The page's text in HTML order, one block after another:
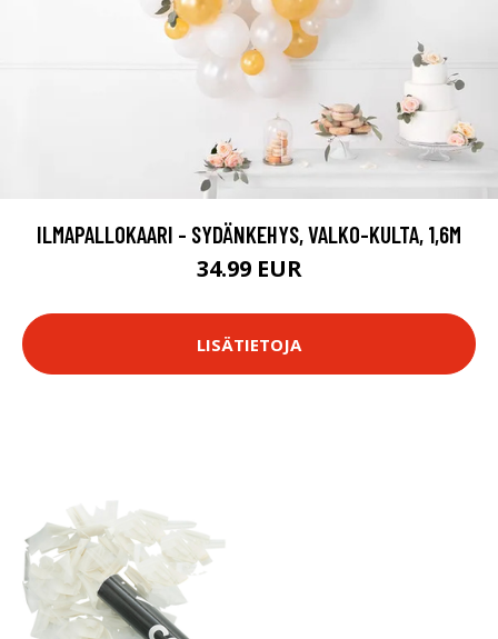
ILMAPALLOKAARI - SYDÄNKEHYS, VALKO-KULTA, 1,6M
34.99 EUR
LISÄTIETOJA